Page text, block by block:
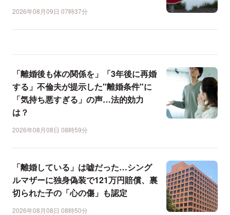
2026年08月09日 07時37分
「離婚後も体の関係を」「3年後に再婚
する」不倫夫が提示した"離婚条件"に
「気持ち悪すぎる」の声…法的効力
は？
2026年08月08日 08時59分
「離婚している」は嘘だった…シング
ルマザーに独身偽装で121万円賠償、裏
切られた子の「心の傷」も認定
2026年08月08日 08時50分